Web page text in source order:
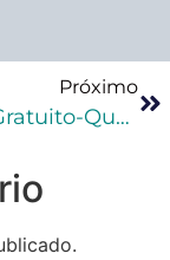
Próximo
E-Book Gratuito-Qual A Diferença Da Contagem Dos Prazos Processuais Penais E Prazos Penais?